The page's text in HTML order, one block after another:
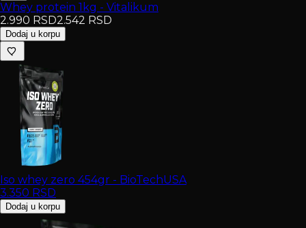
Whey protein 1kg - Vitalikum
2.990 RSD2.542 RSD
Dodaj u korpu
Iso whey zero 454gr - BioTechUSA
3.350 RSD
Dodaj u korpu